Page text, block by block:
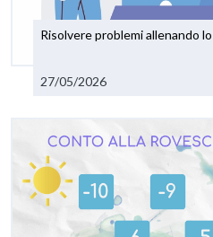
Risolvere problemi allenando
27/05/2026